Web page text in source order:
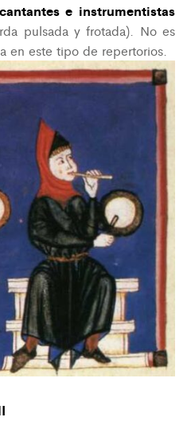
e instrumentistas
pulsada y frotada). No es
en este tipo de repertorios.